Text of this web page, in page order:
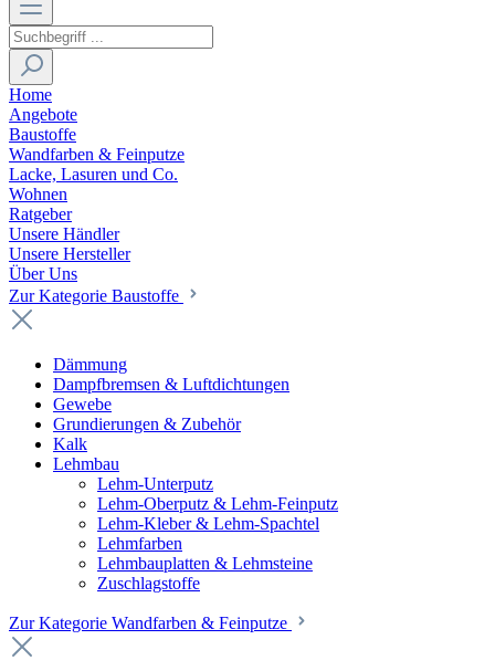
Home
Angebote
Baustoffe
Wandfarben & Feinputze
Lacke, Lasuren und Co.
Wohnen
Ratgeber
Unsere Händler
Unsere Hersteller
Über Uns
Zur Kategorie Baustoffe
Dämmung
Dampfbremsen & Luftdichtungen
Gewebe
Grundierungen & Zubehör
Kalk
Lehmbau
Lehm-Unterputz
Lehm-Oberputz & Lehm-Feinputz
Lehm-Kleber & Lehm-Spachtel
Lehmfarben
Lehmbauplatten & Lehmsteine
Zuschlagstoffe
Zur Kategorie Wandfarben & Feinputze